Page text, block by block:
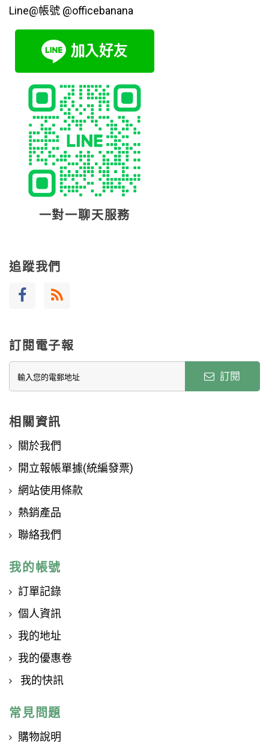
Line@帳號 @officebanana
一對一聊天服務
追蹤我們
訂閱電子報
訂閱
相關資訊
關於我們
開立報帳單據(統編發票)
網站使用條款
熱銷產品
聯絡我們
我的帳號
訂單記錄
個人資訊
我的地址
我的優惠卷
我的快訊
常見問題
購物說明